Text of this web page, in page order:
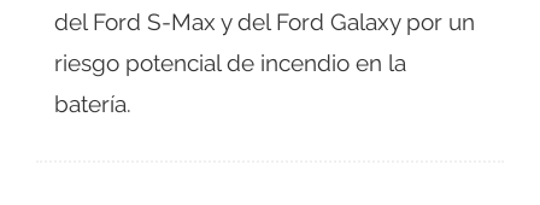
del Ford S-Max y del Ford Galaxy por un
riesgo potencial de incendio en la
batería.